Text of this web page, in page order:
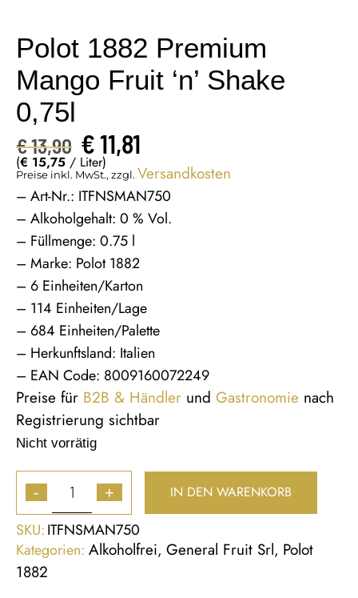
Polot 1882 Premium
Mango Fruit ‘n’ Shake
0,75l
€13,90 €11,81
(€ 15,75 / Liter)
Preise inkl. MwSt., zzgl. Versandkosten
– Art-Nr.: ITFNSMAN750
– Alkoholgehalt: 0 % Vol.
– Füllmenge: 0.75 l
– Marke: Polot 1882
– 6 Einheiten/Karton
– 114 Einheiten/Lage
– 684 Einheiten/Palette
– Herkunftsland: Italien
– EAN Code: 8009160072249
Preise für B2B & Händler und Gastronomie nach
Registrierung sichtbar
Nicht vorrätig
- + IN DEN WARENKORB
SKU:ITFNSMAN750
Kategorien: Alkoholfrei, General Fruit Srl, Polot
1882